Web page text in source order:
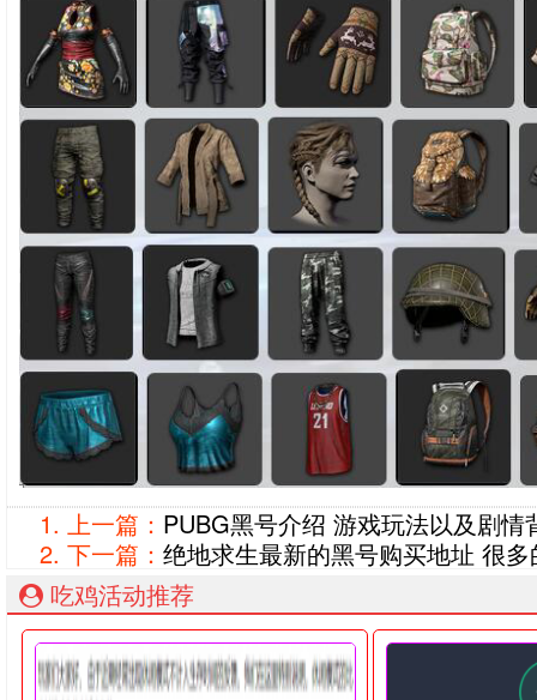
上一篇： PUBG黑号介绍 游戏玩法以及剧情
下一篇： 绝地求生最新的黑号购买地址 很
吃鸡活动推荐